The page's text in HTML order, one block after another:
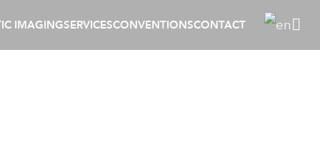
IMAGINGSERVICESCONVENTIONSCONTACT